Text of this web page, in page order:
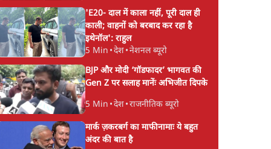
'E20- दाल में काला नहीं, पूरी दाल ही
काली; वाहनों को बरबाद कर रहा है
इथेनॉल': राहुल
5 Min •देश•नेशनल ब्यूरो
BJP और मोदी ‘गॉडफादर’ भागवत की
Gen Z पर सलाह मानेंः अभिजीत दिपके
5 Min •देश•राजनीतिक ब्यूरो
मार्क ज़करबर्ग का माफीनामाः ये बहुत
अंदर की बात है